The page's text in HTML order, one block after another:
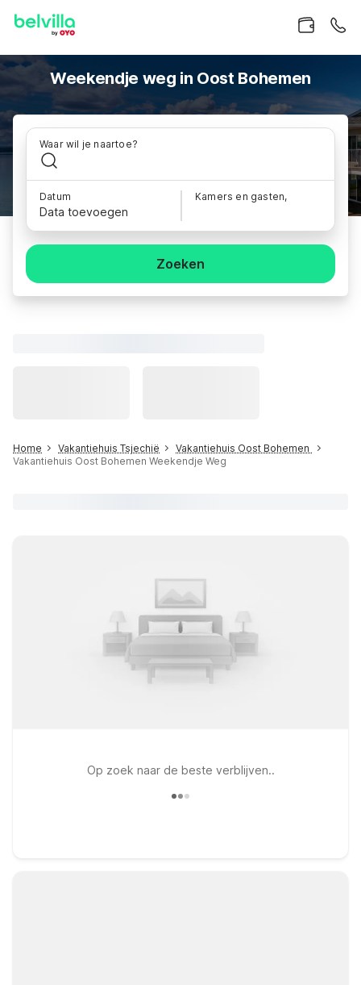
Weekendje weg in Oost Bohemen
Waar wil je naartoe?
Datum
Data toevoegen
Kamers en gasten,
Zoeken
Home Vakantiehuis Tsjechië
Vakantiehuis Oost Bohemen
Vakantiehuis Oost Bohemen Weekendje Weg
Op zoek naar de beste verblijven..